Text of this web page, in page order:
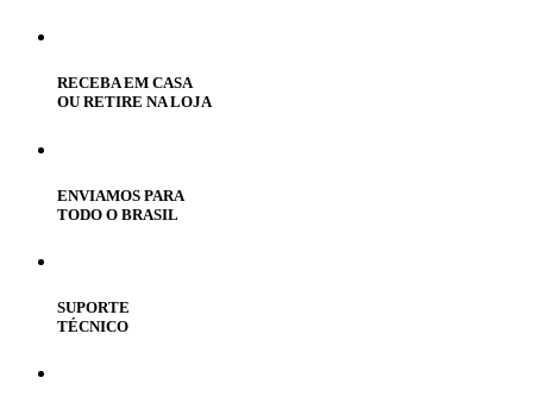
RECEBA EM CASA
OU RETIRE NA LOJA
ENVIAMOS PARA
TODO O BRASIL
SUPORTE
TÉCNICO